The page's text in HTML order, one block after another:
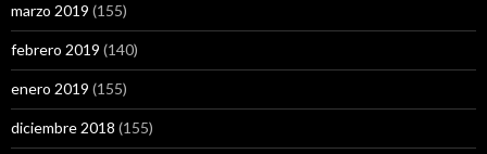
marzo 2019 (155)
febrero 2019 (140)
enero 2019 (155)
diciembre 2018 (155)